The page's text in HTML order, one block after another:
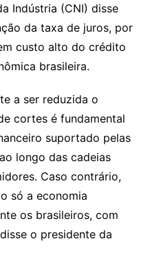
Indústria (CNI) disse
da taxa de juros, por
custo alto do crédito
brasileira.
a ser reduzida o
cortes é fundamental
suportado pelas
longo das cadeias
Caso contrário,
só a economia
os brasileiros, com
o presidente da